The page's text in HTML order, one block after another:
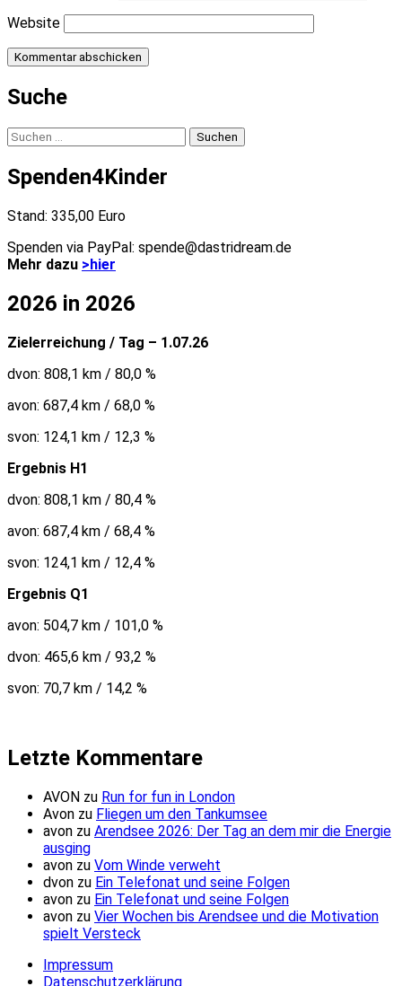
Website
Suche
Suchen
nach:
Spenden4Kinder
Stand: 335,00 Euro
Spenden via PayPal: spende@dastridream.de
Mehr dazu >hier
2026 in 2026
Zielerreichung / Tag – 1.07.26
dvon: 808,1 km / 80,0 %
avon: 687,4 km / 68,0 %
svon: 124,1 km / 12,3 %
Ergebnis H1
dvon: 808,1 km / 80,4 %
avon: 687,4 km / 68,4 %
svon: 124,1 km / 12,4 %
Ergebnis Q1
avon: 504,7 km / 101,0 %
dvon: 465,6 km / 93,2 %
svon: 70,7 km / 14,2 %
Letzte Kommentare
AVON zu Run for fun in London
Avon zu Fliegen um den Tankumsee
avon zu Arendsee 2026: Der Tag an dem mir die Energie
ausging
avon zu Vom Winde verweht
dvon zu Ein Telefonat und seine Folgen
avon zu Ein Telefonat und seine Folgen
avon zu Vier Wochen bis Arendsee und die Motivation
spielt Versteck
Impressum
Datenschutzerklärung